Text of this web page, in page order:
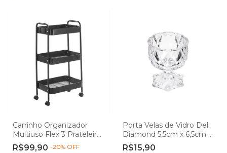
Carrinho Organizador
Multiuso Flex 3 Prateleiras
Preto - Powermaid
R$99,90 -20% OFF
Porta Velas de Vidro Deli
Diamond 5,5cm x 6,5cm -
Lyor
R$15,90